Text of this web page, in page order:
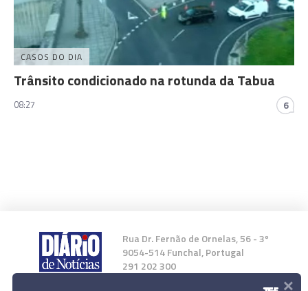
CASOS DO DIA
Trânsito condicionado na rotunda da Tabua
08:27 6
Rua Dr. Fernão de Ornelas, 56 - 3º
9054-514 Funchal, Portugal
291 202 300
×